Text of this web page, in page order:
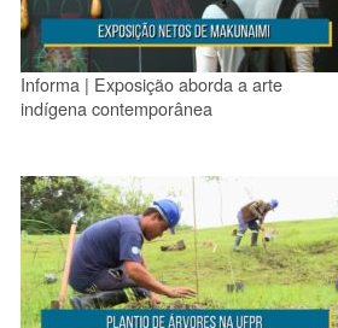
Informa | Exposição aborda a arte
indígena contemporânea